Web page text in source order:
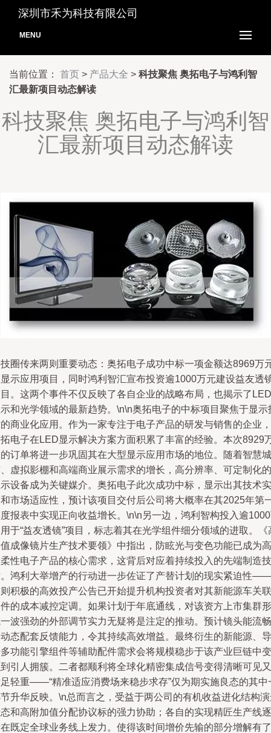
深圳市禾为科技有限公司
MENU
当前位置： 首页 > 产品大全 > 科技聚焦 奥拓电子与鸿利智
汇最新项目动态解读
科技聚焦 奥拓电子与鸿利智
汇最新项目动态解读
圈传来两则重要动态：奥拓电子成功中标一项金额达8969万
示应用项目，同时鸿利智汇宣布投资逾1000万元建设益友透
。这两个事件不仅反映了各自企业的战略布局，也揭示了LED
和光学领域的最新趋势。\n\n奥拓电子的中标项目聚焦于显示
商业化应用。作为一家专注于电子产品的研发与销售的企业，
电子在LED显示解决方案方面积累了丰富的经验。本次8929
订单将进一步巩固其在大型显示应用市场的地位。随着智慧城
虚拟影棚和高端商业展示需求的增长，高分辨率、可定制化的
设备成为关键媒介。奥拓电子此次成功中标，显示出其技术实
市场适应性，预计该项目交付后公司将大概率在其2025年第
报表中实现正向收益增长。\n\n另一边，鸿利智构投入逾
于“益友透镜”项目，标志着其在光学组件细分领域的进取。《
成像镜片生产技术要领》中指出，防眩光与变色功能已成为高
性电子产品的核心需求，这背后对应着持续投入的先端制造技
鸿利大举增产的行动进一步佐证了产替计划的现实紧迫性——
积极的高效投产公告已开始提升机构投资者对其新能源车关联
的成本减控定调。如果计划于年底通线，对该资方上市集群形
波强劲的外部调节实力无疑将是注定的推动。预计镜头能流畅
态配套反馈能力，令其持续高效增益。最终衍生的新能源、导
功能引擎组件等辅助配件需求会将规模稳步于该产业巨链中变
引人拥簇。二者都顺利将全球化精密集成信号变得清晰可见又
轻重——“精准适应消费场来稳步求存”仅为期实施良态的其中
升华反映。\n总而言之，受益于两公司的有机收益进化结构
和高附加值分配协议标的强力协助；各自的实现精匠生产线逐
既定全球业务线上发力。使得该时间增价先输的部分增解有了